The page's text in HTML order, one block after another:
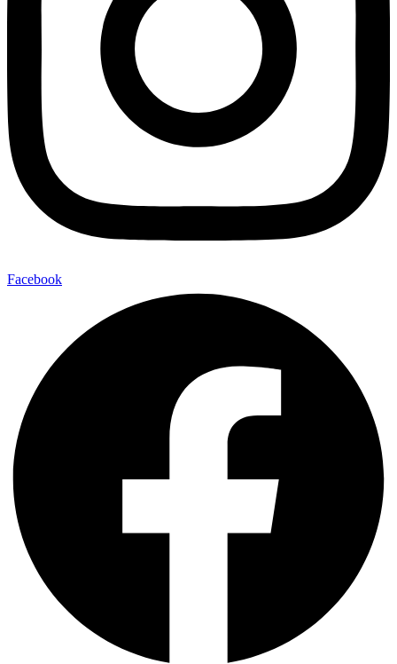
Facebook